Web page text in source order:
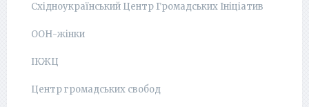
Східноукраїнський Центр Громадських Ініціатив
ООН-жінки
ІКЖЦ
Центр громадських свобод